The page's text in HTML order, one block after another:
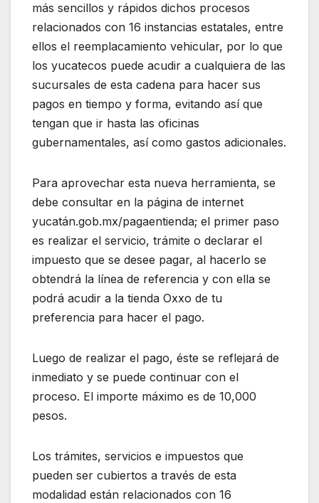
más sencillos y rápidos dichos procesos
relacionados con 16 instancias estatales, entre
ellos el reemplacamiento vehicular, por lo que
los yucatecos puede acudir a cualquiera de las
sucursales de esta cadena para hacer sus
pagos en tiempo y forma, evitando así que
tengan que ir hasta las oficinas
gubernamentales, así como gastos adicionales.
Para aprovechar esta nueva herramienta, se
debe consultar en la página de internet
yucatán.gob.mx/pagaentienda; el primer paso
es realizar el servicio, trámite o declarar el
impuesto que se desee pagar, al hacerlo se
obtendrá la línea de referencia y con ella se
podrá acudir a la tienda Oxxo de tu
preferencia para hacer el pago.
Luego de realizar el pago, éste se reflejará de
inmediato y se puede continuar con el
proceso. El importe máximo es de 10,000
pesos.
Los trámites, servicios e impuestos que
pueden ser cubiertos a través de esta
modalidad están relacionados con 16